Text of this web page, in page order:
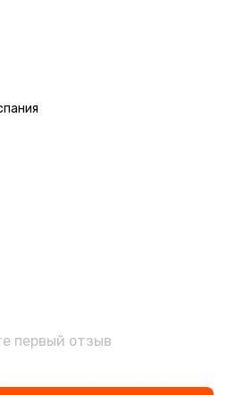
первый отзыв